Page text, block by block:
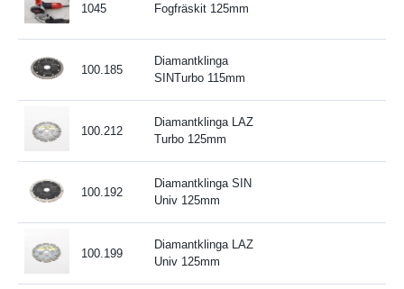
1045 Fogfräskit 125mm
100.185
Diamantklinga
SINTurbo 115mm
100.212
Diamantklinga LAZ
Turbo 125mm
100.192
Diamantklinga SIN
Univ 125mm
100.199
Diamantklinga LAZ
Univ 125mm